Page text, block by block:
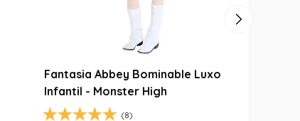
Fantasia Abbey Bominable Luxo
Infantil - Monster High
(8)